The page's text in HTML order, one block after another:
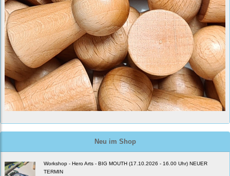
Neu im Shop
Workshop - Hero Arts - BIG MOUTH (17.10.2026 - 16.00 Uhr) NEUER
TERMIN